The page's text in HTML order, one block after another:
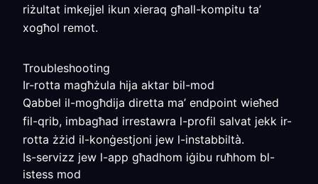
riżultat imkejjel ikun xieraq għall-kompitu ta’
xogħol remot.
Troubleshooting
Ir-rotta magħżula hija aktar bil-mod
Qabbel il-mogħdija diretta ma’ endpoint wieħed
fil-qrib, imbagħad irrestawra l-profil salvat jekk ir-
rotta żżid il-konġestjoni jew l-instabbiltà.
Is-servizz jew l-app għadhom iġibu ruħhom bl-
istess mod